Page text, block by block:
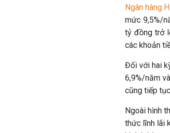
Ngân hàng
mức 9,5%/
tỷ đồng trở
các khoản
Đối với hai
6,9%/năm
cũng tiếp
Ngoài hình
thức lĩnh lãi